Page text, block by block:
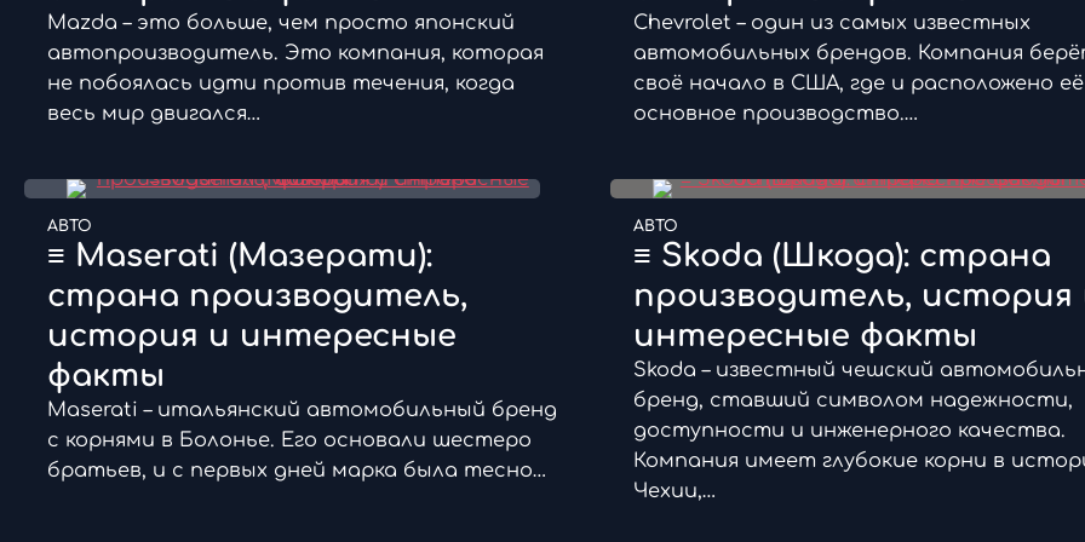
Mazda – это больше, чем просто японский
автопроизводитель. Это компания, которая
не побоялась идти против течения, когда
весь мир двигался…
Chevrolet – один из самых известных
автомобильных брендов. Компания
своё начало в США, где и расположено её
основное производство.…
АВТО
≡ Maserati (Мазерати):
страна производитель,
история и интересные
факты
Maserati – итальянский автомобильный бренд
с корнями в Болонье. Его основали шестеро
братьев, и с первых дней марка была тесно…
АВТО
≡ Skoda (Шкода): страна
производитель, история
интересные факты
Skoda – известный чешский
бренд, ставший символом надежности,
доступности и инженерного качества.
Компания имеет глубокие корни в
Чехии,…